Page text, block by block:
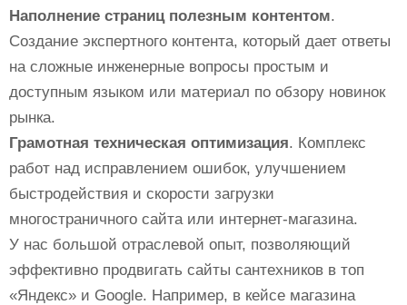
Наполнение страниц полезным контентом.
Создание экспертного контента, который дает ответы
на сложные инженерные вопросы простым и
доступным языком или материал по обзору новинок
рынка.
Грамотная техническая оптимизация. Комплекс
работ над исправлением ошибок, улучшением
быстродействия и скорости загрузки
многостраничного сайта или интернет-магазина.
У нас большой отраслевой опыт, позволяющий
эффективно продвигать сайты сантехников в топ
«Яндекс» и Google. Например, в кейсе магазина